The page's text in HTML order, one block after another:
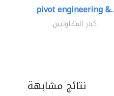
pivot engineering &..
كبار المقاوليين
نتائج مشابهة